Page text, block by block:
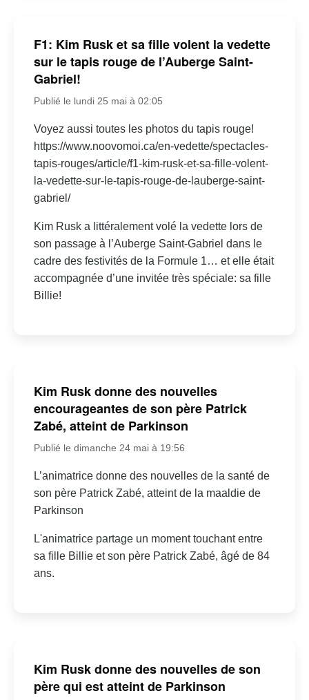
F1: Kim Rusk et sa fille volent la vedette
sur le tapis rouge de l’Auberge Saint-
Gabriel!
Publié le lundi 25 mai à 02:05
Voyez aussi toutes les photos du tapis rouge!
https://www.noovomoi.ca/en-vedette/spectacles-
tapis-rouges/article/f1-kim-rusk-et-sa-fille-volent-
la-vedette-sur-le-tapis-rouge-de-lauberge-saint-
gabriel/
Kim Rusk a littéralement volé la vedette lors de
son passage à l’Auberge Saint-Gabriel dans le
cadre des festivités de la Formule 1… et elle était
accompagnée d’une invitée très spéciale: sa fille
Billie!
Kim Rusk donne des nouvelles
encourageantes de son père Patrick
Zabé, atteint de Parkinson
Publié le dimanche 24 mai à 19:56
L’animatrice donne des nouvelles de la santé de
son père Patrick Zabé, atteint de la maaldie de
Parkinson
L'animatrice partage un moment touchant entre
sa fille Billie et son père Patrick Zabé, âgé de 84
ans.
Kim Rusk donne des nouvelles de son
père qui est atteint de Parkinson